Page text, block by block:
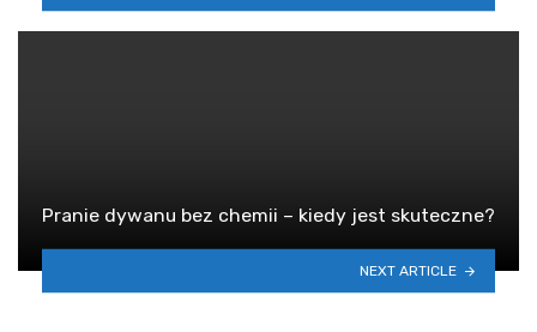
Pranie dywanu bez chemii – kiedy jest skuteczne?
NEXT ARTICLE